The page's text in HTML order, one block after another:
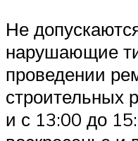
Не
нарушающие
проведении
строительных
и с 13:00 до